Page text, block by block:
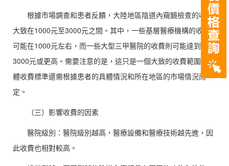
根據市場調查和患者反饋，大陸地區陰道內窺鏡檢查的收費
大致在1000元至3000元之間。其中，一些基層醫療機構的收費
可能在1000元左右，而一些大型三甲醫院的收費則可能達到
3000元或更高。需要注意的是，這只是一個大致的收費範圍，具
體收費標準還需根據患者的具體情況和所在地區的市場情況而
定。
（三）影響收費的因素
醫院級別：醫院級別越高，醫療設備和醫療技術越先進，因
此收費也相對較高。